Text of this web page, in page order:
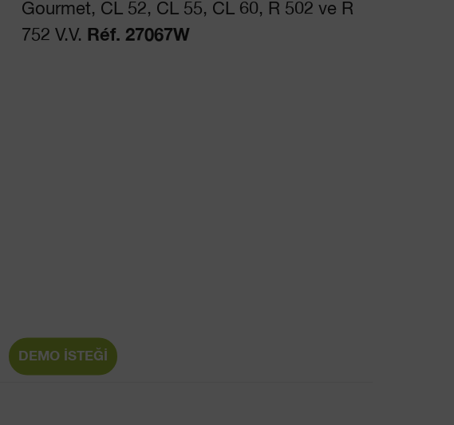
Gourmet, CL 52, CL 55, CL 60, R 502 ve R
752 V.V. Réf. 27067W
DEMO İSTEĞİ